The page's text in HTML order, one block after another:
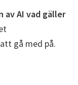
av AI vad gäller
gå med på.